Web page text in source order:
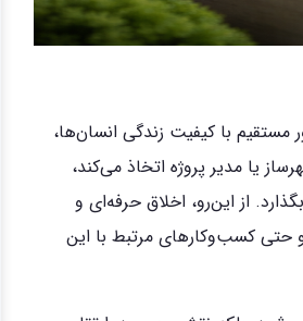
با کیفیت زندگی انسان‌ها،
یا مدیر پروژه اتخاذ می‌کند،
از این‌رو، اخلاق حرفه‌ای و
حتی کسب‌وکارهای مرتبط با این